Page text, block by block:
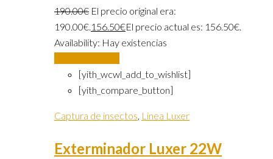
190.00€ El precio original era:
190.00€. 156.50€El precio actual es: 156.50€.
Availability: Hay existencias
[yith_wcwl_add_to_wishlist]
[yith_compare_button]
Captura de insectos Linea Luxer
Exterminador Luxer 22W